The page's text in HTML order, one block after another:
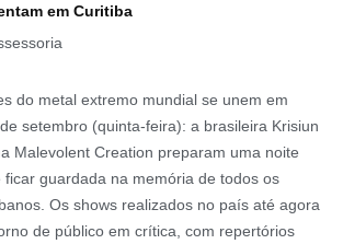
em Curitiba
do metal extremo mundial se unem em
setembro (quinta-feira): a brasileira Krisiun
Malevolent Creation preparam uma noite
ficar guardada na memória de todos os
Os shows realizados no país até agora
de público em crítica, com repertórios